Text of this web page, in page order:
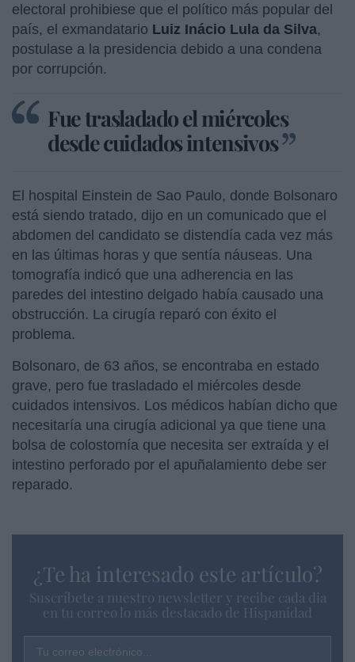
electoral prohibiese que el político más popular del
país, el exmandatario Luiz Inácio Lula da Silva,
postulase a la presidencia debido a una condena
por corrupción.
Fue trasladado el miércoles
desde cuidados intensivos
El hospital Einstein de Sao Paulo, donde Bolsonaro
está siendo tratado, dijo en un comunicado que el
abdomen del candidato se distendía cada vez más
en las últimas horas y que sentía náuseas. Una
tomografía indicó que una adherencia en las
paredes del intestino delgado había causado una
obstrucción. La cirugía reparó con éxito el
problema.
Bolsonaro, de 63 años, se encontraba en estado
grave, pero fue trasladado el miércoles desde
cuidados intensivos. Los médicos habían dicho que
necesitaría una cirugía adicional ya que tiene una
bolsa de colostomía que necesita ser extraída y el
intestino perforado por el apuñalamiento debe ser
reparado.
¿Te ha interesado este artículo?
Suscríbete a nuestro newsletter y recibe cada dia
en tu correo lo más destacado de Hispanidad
Tu correo electrónico...